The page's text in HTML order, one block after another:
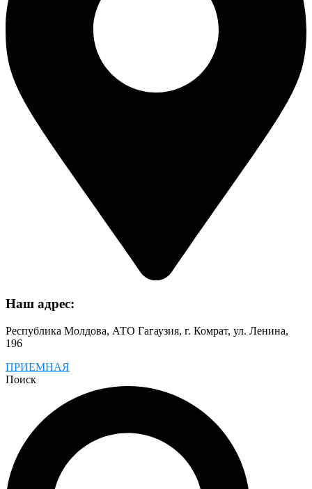
Наш адрес:
Республика Молдова, АТО Гагаузия, г. Комрат, ул. Ленина,
196
ПРИЕМНАЯ
Поиск